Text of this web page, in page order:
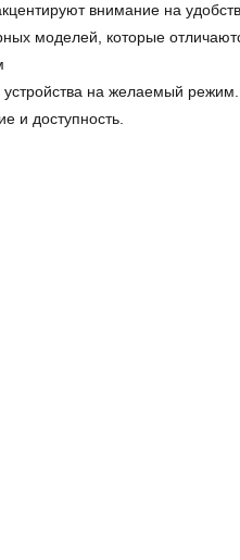
внимание на
моделей, которые
устройства на желаемый
и доступность.